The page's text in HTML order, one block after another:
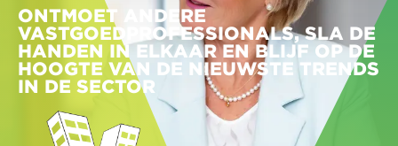
ONTMOET ANDERE
VASTGOEDPROFESSIONALS, SLA DE
HANDEN IN ELKAAR EN BLIJF OP DE
HOOGTE VAN DE NIEUWSTE TRENDS
IN DE SECTOR